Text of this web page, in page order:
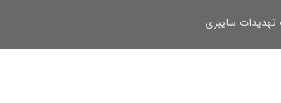
سایبری